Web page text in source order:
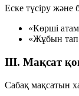
Еске түсіру және
«Көрші
«Жұбын
III. Мақсат
Сабақ мақсатын